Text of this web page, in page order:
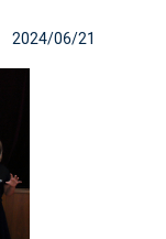
2024/06/21